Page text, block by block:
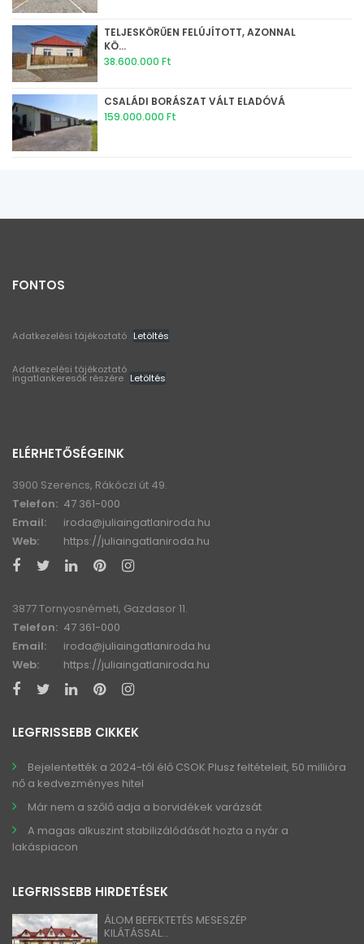
TELJESKÖRŰEN FELÚJÍTOTT, AZONNAL
KÖ...
38.600.000 Ft
CSALÁDI BORÁSZAT VÁLT ELADÓVÁ
159.000.000 Ft
FONTOS
Adatkezelési tájékoztató Letöltés
Adatkezelési tájékoztató
ingatlankeresők részére Letöltés
ELÉRHETŐSÉGEINK
3900 Szerencs, Rákóczi út 49.
Telefon: 47 361-000
Email:
iroda@juliaingatlaniroda.hu
Web:
https://juliaingatlaniroda.hu
3877 Tornyosnémeti, Gazdasor 11.
Telefon: 47 361-000
Email:
iroda@juliaingatlaniroda.hu
Web:
https://juliaingatlaniroda.hu
LEGFRISSEBB CIKKEK
Bejelentették a 2024-től élő CSOK Plusz feltételeit, 50 millióra
nő a kedvezményes hitel
Már nem a szőlő adja a borvidékek varázsát
A magas alkuszint stabilizálódását hozta a nyár a
lakáspiacon
LEGFRISSEBB HIRDETÉSEK
ÁLOM BEFEKTETÉS MESESZÉP
KILÁTÁSSAL...